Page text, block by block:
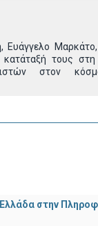
τους
στον
στην